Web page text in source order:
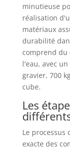
minutieuse
réalisation
matériaux
durabilité
comprend du
l'eau, avec
gravier, 700
cube.
Les
Le processus
exacte des